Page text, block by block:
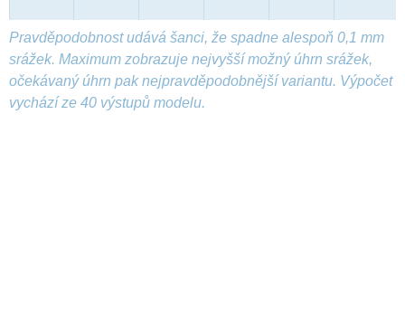
Pravděpodobnost udává šanci, že spadne alespoň 0,1 mm
srážek. Maximum zobrazuje nejvyšší možný úhrn srážek,
očekávaný úhrn pak nejpravděpodobnější variantu. Výpočet
vychází ze 40 výstupů modelu.